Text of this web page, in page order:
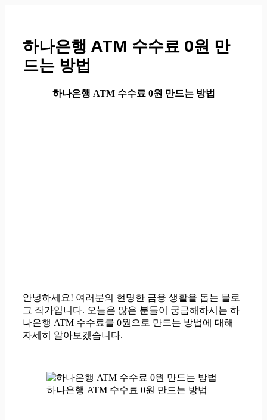
하나은행 ATM 수수료 0원 만
드는 방법
하나은행 ATM 수수료 0원 만드는 방법
안녕하세요! 여러분의 현명한 금융 생활을 돕는 블로
그 작가입니다. 오늘은 많은 분들이 궁금해하시는 하
나은행 ATM 수수료를 0원으로 만드는 방법에 대해
자세히 알아보겠습니다.
하나은행 ATM 수수료 0원 만드는 방법